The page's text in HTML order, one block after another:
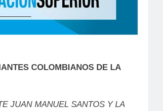
COLOMBIANOS DE LA
JUAN MANUEL SANTOS Y LA